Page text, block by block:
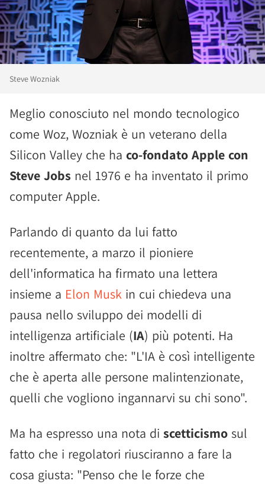
Steve Wozniak
Meglio conosciuto nel mondo tecnologico
come Woz, Wozniak è un veterano della
Silicon Valley che ha co-fondato Apple con
Steve Jobs nel 1976 e ha inventato il primo
computer Apple.
Parlando di quanto da lui fatto
recentemente, a marzo il pioniere
dell'informatica ha firmato una lettera
insieme a Elon Musk in cui chiedeva una
pausa nello sviluppo dei modelli di
intelligenza artificiale (IA) più potenti. Ha
inoltre affermato che: "L'IA è così intelligente
che è aperta alle persone malintenzionate,
quelli che vogliono ingannarvi su chi sono".
Ma ha espresso una nota di scetticismo sul
fatto che i regolatori riusciranno a fare la
cosa giusta: "Penso che le forze che